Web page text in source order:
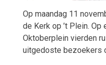
Op maandag 11
de Kerk op ’t Plein.
Oktoberplein vierden
uitgedoste bezoekers